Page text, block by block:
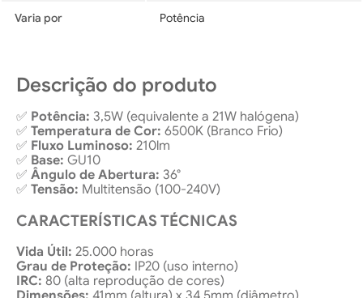
Varia por Potência
Descrição do produto
✅ Potência: 3,5W (equivalente a 21W halógena)
✅ Temperatura de Cor: 6500K (Branco Frio)
✅ Fluxo Luminoso: 210lm
✅ Base: GU10
✅ Ângulo de Abertura: 36°
✅ Tensão: Multitensão (100-240V)
CARACTERÍSTICAS TÉCNICAS
Vida Útil: 25.000 horas
Grau de Proteção: IP20 (uso interno)
IRC: 80 (alta reprodução de cores)